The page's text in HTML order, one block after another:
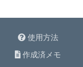
使用方法
作成済メモ